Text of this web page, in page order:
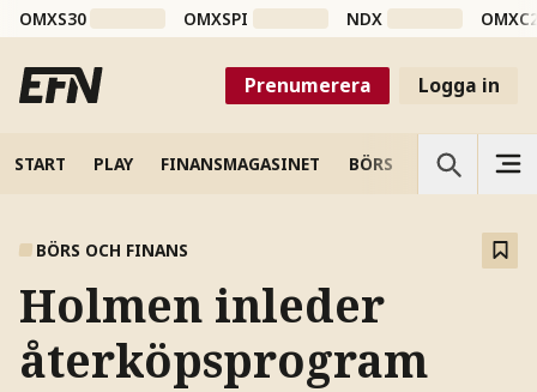
OMXS30 OMXSPI NDX
Prenumerera Logga in
START PLAY FINANSMAGASINET BÖRS VETENSKAP
BÖRS OCH FINANS
Holmen inleder
återköpsprogram